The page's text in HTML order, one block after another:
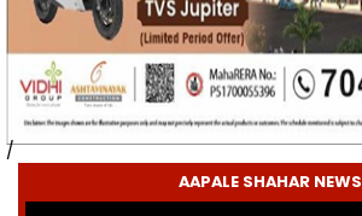
/
AAPALE SHAHAR NEWS